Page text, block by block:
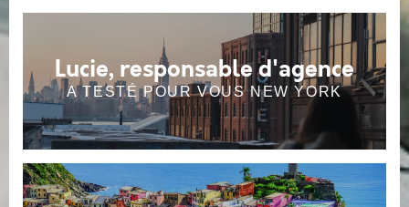
Lucie, responsable d'agence
A TESTÉ POUR VOUS NEW YORK